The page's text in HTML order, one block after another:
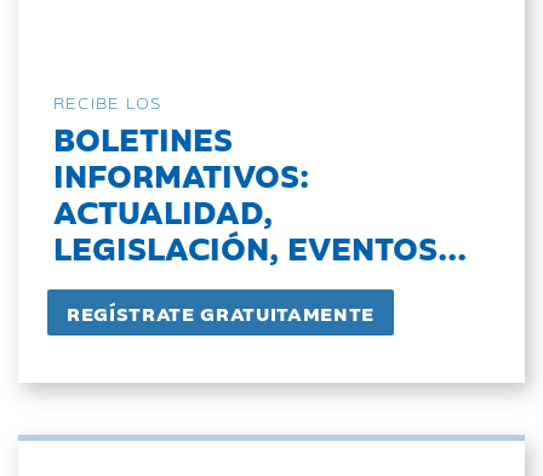
RECIBE LOS
BOLETINES
INFORMATIVOS:
ACTUALIDAD,
LEGISLACIÓN, EVENTOS...